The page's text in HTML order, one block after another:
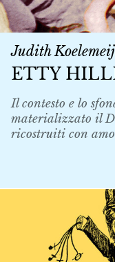
Judith
ETTY
Il contesto e lo
materializzato il
ricostruiti con